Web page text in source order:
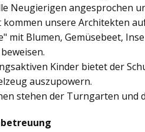
Neugierigen angesprochen
kommen unsere Architekten
mit Blumen, Gemüsebeet,
Kinder bietet der
auszupowern.
stehen der Turngarten und